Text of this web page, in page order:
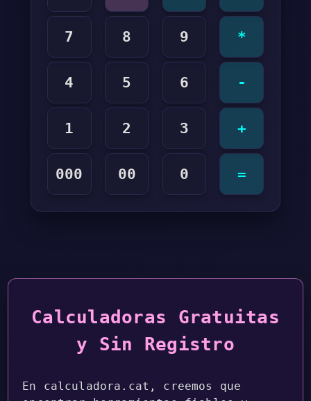
7 8 9 *
4 5 6 -
1 2 3 +
000 00 0 =
Calculadoras Gratuitas
y Sin Registro
En calculadora.cat, creemos que